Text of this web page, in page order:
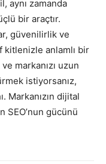
aynı zamanda
bir araçtır.
güvenilirlik ve
kitlenizle anlamlı bir
markanızı uzun
istiyorsanız,
Markanızın dijital
SEO’nun gücünü